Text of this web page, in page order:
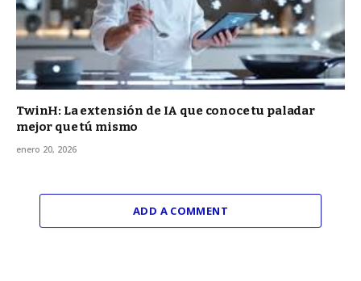
TwinH: La extensión de IA que conoce tu paladar
mejor que tú mismo
enero 20, 2026
ADD A COMMENT